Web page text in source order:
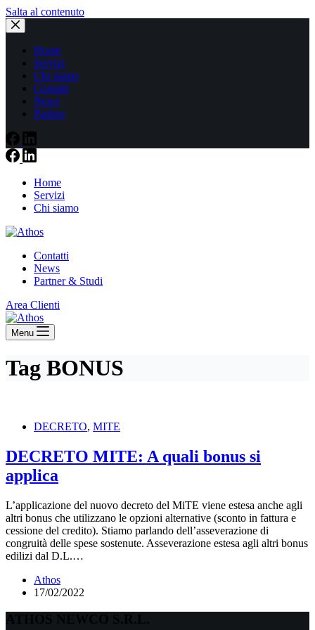
Salta al contenuto
Home
Servizi
Chi siamo
Contatti
News
Partner
Home
Servizi
Chi siamo
Contatti
News
Partner & Studi
Area Clienti
Menu
Tag BONUS
DECRETO, MITE
DECRETO MITE: A quali bonus si
applica
L’applicazione del nuovo decreto del MiTE viene estesa anche agli
altri bonus che utilizzano le opzioni alternative (sconto in fattura e
cessione del credito). Stiamo parlando dell’asseverazione di
congruità delle spese sostenute. Asseverazione estesa agli altri bonus
edilizi dal D.L.…
Athos
17/02/2022
ATHOS NEWCO S.R.L.